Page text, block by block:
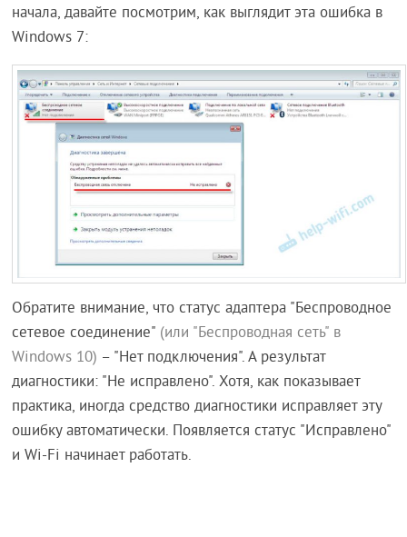
начала, давайте посмотрим, как выглядит эта ошибка в
Windows 7:
Обратите внимание, что статус адаптера "Беспроводное
сетевое соединение" (или "Беспроводная сеть" в
Windows 10) – "Нет подключения". А результат
диагностики: "Не исправлено". Хотя, как показывает
практика, иногда средство диагностики исправляет эту
ошибку автоматически. Появляется статус "Исправлено"
и Wi-Fi начинает работать.